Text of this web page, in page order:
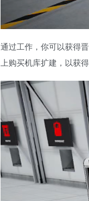
通过工作，你可以获得
上购买机库扩建，以获得